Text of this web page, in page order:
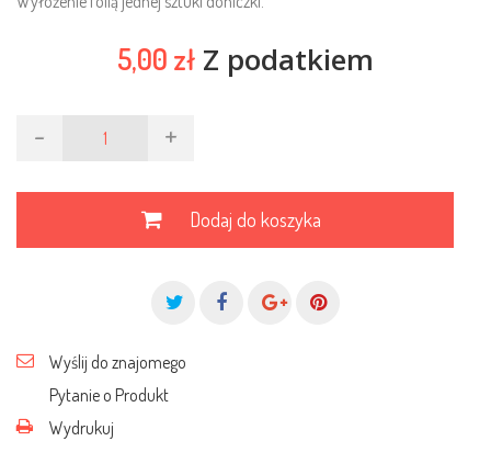
5,00 zł Z podatkiem
- +
Dodaj do koszyka
Wyślij do znajomego
Pytanie o Produkt
Wydrukuj